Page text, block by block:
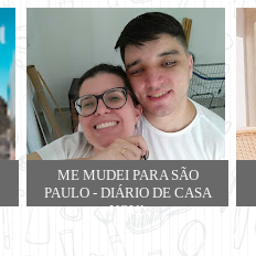
ME MUDEI PARA SÃO
PAULO - DIÁRIO DE CASA
NOVA